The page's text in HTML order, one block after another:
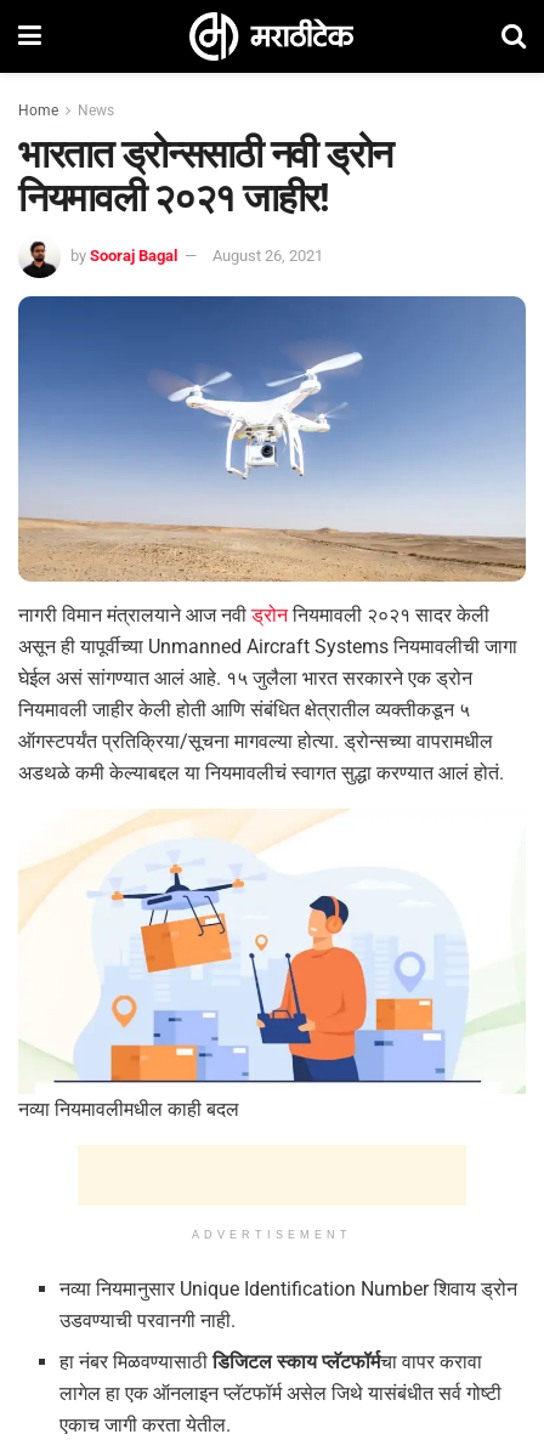
Home News
भारतात ड्रोन्ससाठी नवी ड्रोन
नियमावली २०२१ जाहीर!
by Sooraj Bagal August 26, 2021
नागरी विमान मंत्रालयाने आज नवीड्रोननियमावली २०२१ सादर केली
असून ही यापूर्वीच्या Unmanned Aircraft Systems नियमावलीची जागा
घेईल असं सांगण्यात आलं आहे. १५ जुलैला भारत सरकारने एक ड्रोन
नियमावली जाहीर केली होती आणि संबंधित क्षेत्रातील व्यक्तीकडून ५
ऑगस्टपर्यंत प्रतिक्रिया/सूचना मागवल्या होत्या. ड्रोन्सच्या वापरामधील
अडथळे कमी केल्याबद्दल या नियमावलीचं स्वागत सुद्धा करण्यात आलं होतं.
नव्या नियमावलीमधील काही बदल
ADVERTISEMENT
नव्या नियमानुसार Unique Identification Number शिवाय ड्रोन
उडवण्याची परवानगी नाही.
हा नंबर मिळवण्यासाठीडिजिटल स्काय प्लॅटफॉर्मचा वापर करावा
लागेल हा एक ऑनलाइन प्लॅटफॉर्म असेल जिथे यासंबंधीत सर्व गोष्टी
एकाच जागी करता येतील.